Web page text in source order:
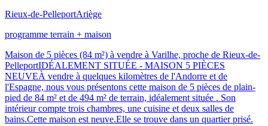
Rieux-de-PelleportAriège
programme terrain + maison
Maison de 5 pièces (84 m²) à vendre à Varilhe, proche de Rieux-de-
PelleportIDÉALEMENT SITUÉE - MAISON 5 PIÈCES
NEUVEÀ vendre à quelques kilomètres de l'Andorre et de
l'Espagne, nous vous présentons cette maison de 5 pièces de plain-
pied de 84 m² et de 494 m² de terrain, idéalement située . Son
intérieur compte trois chambres, une cuisine et deux salles de
bains.Cette maison est neuve.Elle se trouve dans un quartier prisé.